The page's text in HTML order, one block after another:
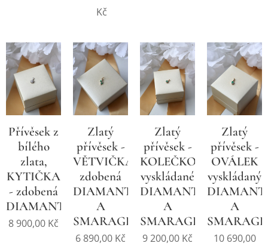
Kč
Přívěsek z
bílého
zlata,
KYTIČKA
- zdobená
DIAMANTY
8 900,00 Kč
Zlatý
přívěsek -
VĚTVIČKA
zdobená
DIAMANTY
A
SMARAGDY
6 890,00 Kč
Zlatý
přívěsek -
KOLEČKO
vyskládané
DIAMANTY
A
SMARAGDEM
9 200,00 Kč
Zlatý
přívěsek -
OVÁLEK
vyskládaný
A
10 690,00